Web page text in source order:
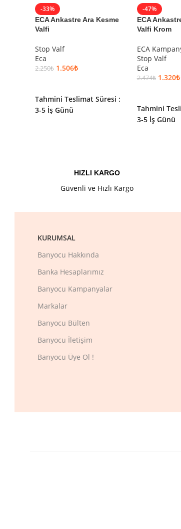
Life
Renk:
Mat Antrasit
Etiketler: eca
-33%
ECA Ankastre Ara Kesme
Valfi
Stop Valf
Eca
2.250₺ 1.506₺
Tahmini Teslimat Süresi :
3-5 İş Günü
-47%
ECA
Valfi Krom
ECA
Stop Valf
Eca
2.474₺ 1.320₺
Tahmini
3-5 İş Günü
HIZLI KARGO
Güvenli ve Hızlı Kargo
KURUMSAL
Banyocu Hakkında
Banka Hesaplarımız
Banyocu Kampanyalar
Markalar
Banyocu Bülten
Banyocu İletişim
Banyocu Üye Ol !